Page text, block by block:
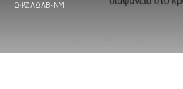
ΩΨΖΛΩΛΒ-ΝΥΙ